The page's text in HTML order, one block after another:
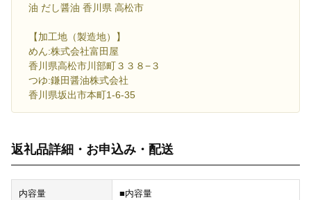
油 だし醤油 香川県 高松市
【加工地（製造地）】
めん:株式会社富田屋
香川県高松市川部町３３８−３
つゆ:鎌田醤油株式会社
香川県坂出市本町1-6-35
返礼品詳細・お申込み・配送
内容量
■内容量